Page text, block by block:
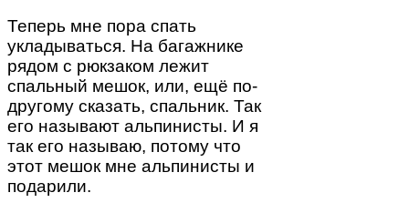
Теперь мне пора спать
укладываться. На багажнике
рядом с рюкзаком лежит
спальный мешок, или, ещё по-
другому сказать, спальник. Так
его называют альпинисты. И я
так его называю, потому что
этот мешок мне альпинисты и
подарили.